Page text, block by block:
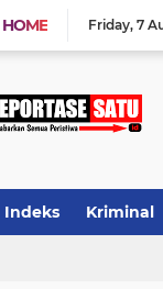
HOME Friday 7
Indeks Kriminal